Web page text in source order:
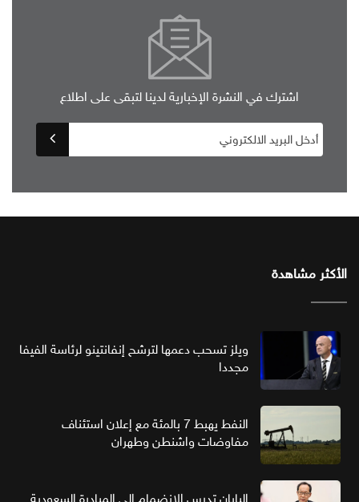
اشترك في النشرة الإخبارية لدينا لتبقى على اطلاع
الأكثر مشاهدة
ويلز تسحب دعمها لترشح إنفانتينو لرئاسة الفيفا
مجددا
النفط يهبط 7 بالمئة مع إعلان استئناف
مفاوضات واشنطن وطهران